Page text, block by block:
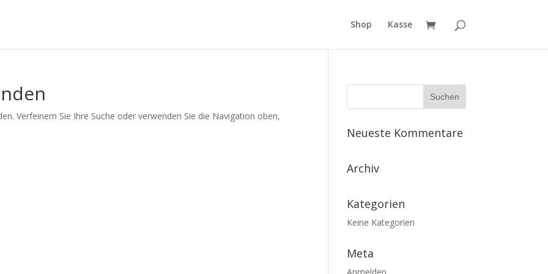
Shop Kasse
Verfeinern Sie Ihre Suche oder verwenden Sie die Navigation oben,
Neueste Kommentare
Archiv
Kategorien
Keine Kategorien
Meta